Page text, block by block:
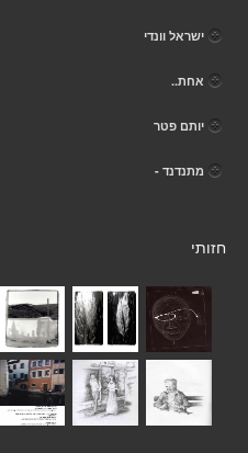
ישראל וונדי
אחת..
יותם פטר
מתנדנד -
חזותי